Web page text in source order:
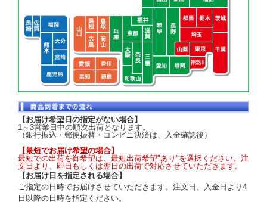
【お届け希望日の指定がない場合】
1～3営業日中の順次出荷となります。
（銀行振込・郵便振替・コンビニ決済は、入金確認後）
【最短でお届け希望の場合】
最短での出荷を御希望は、最短出荷希望"あり"を選択ください。注
文日より、即日もしくは翌日の出荷で対応させていただきます。
【お届け日を指定される場合】
ご指定の日時でお届けさせていただきます。注文日、入金日より4
日以降の日時を指定ください。